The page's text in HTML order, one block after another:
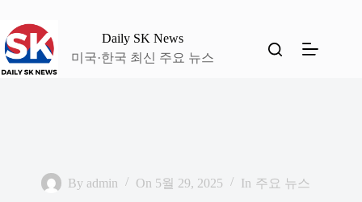
으
로
건
Daily SK News
미국·한국 최신 주요 뉴스
By admin On 5월 29, 2025 In 주요 뉴스